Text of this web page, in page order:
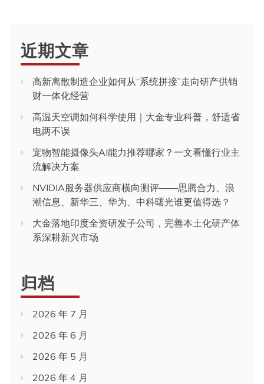
近期文章
高新离散制造企业如何从“系统拼接”走向研产供销
财一体化经营
高温天空调如何科学使用｜大金专业科普，舒适省
电两不误
宠物智能摄像头AI能力推荐哪家？一文看懂行业主
流解决方案
NVIDIA服务器供应商横向测评——思腾合力、浪
潮信息、新华三、华为、中科曙光谁更值得选？
大金落地印度全资研发子公司，完善本土化研产体
系深耕新兴市场
归档
2026 年 7 月
2026 年 6 月
2026 年 5 月
2026 年 4 月